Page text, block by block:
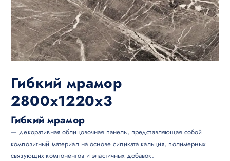
Гибкий мрамор
2800х1220х3
Гибкий мрамор
— декоративная облицовочная панель, представляющая собой
композитный материал на основе силиката кальция, полимерных
связующих компонентов и эластичных добавок.